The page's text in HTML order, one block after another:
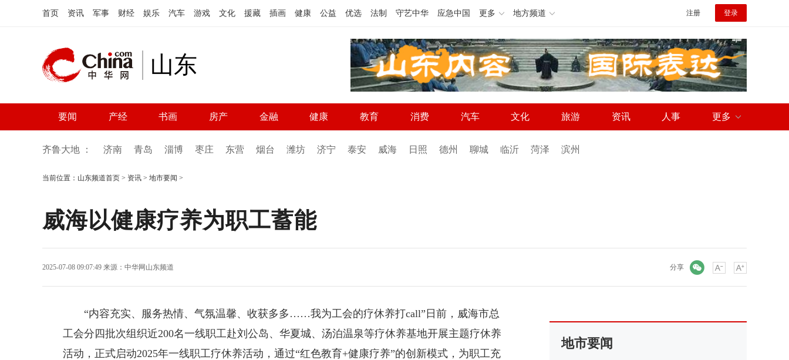
首页 资讯 军事 财经 娱乐 汽车 游戏 文化 援藏 插画 健康 公益 优选 法制 守艺中华 应急中国 更多 地方频道 注册 登录
山东
要闻 产经 书画 房产 金融 健康 教育 消费 汽车 文化 旅游 资讯 人事 更多
齐鲁大地 ： 济南 青岛 淄博 枣庄 东营 烟台 潍坊 济宁 泰安 威海 日照 德州 聊城 临沂 菏泽 滨州
当前位置： 山东频道首页 > 资讯 > 地市要闻 >
威海以健康疗养为职工蓄能
2025-07-08 09:07:49 来源： 中华网山东频道 分享
“内容充实、服务热情、气氛温馨、收获多多……我为工会的疗休养打call”日前， 威海市总
工会分四批次组织近200名一线职工赴刘公岛、华夏城、汤泊温泉等疗休养基地开展主题疗休养
活动，正式启动2025年一线职工疗休养活动，通过“红色教育+健康疗养”的创新模式，为职工充
地市要闻